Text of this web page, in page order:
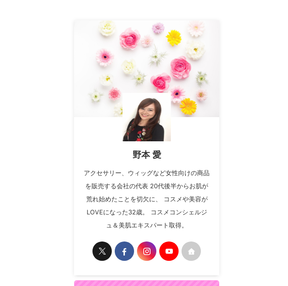
野本 愛
アクセサリー、ウィッグなど女性向けの商品
を販売する会社の代表 20代後半からお肌が
荒れ始めたことを切欠に、 コスメや美容が
LOVEになった32歳。 コスメコンシェルジ
ュ＆美肌エキスパート取得。